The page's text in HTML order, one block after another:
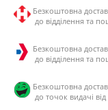
Безкоштовна
до відділення та
Безкоштовна
до відділення та
Безкоштовна
до точок видачі